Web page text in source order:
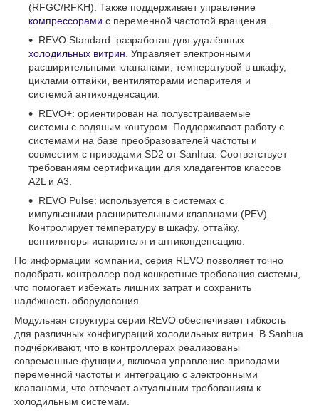
(RFGC/RFKH). Также поддерживает управление
компрессорами с переменной частотой вращения.
REVO Standard: разработан для удалённых
холодильных витрин . Управляет электронными
расширительными клапанами, температурой в шкафу,
циклами оттайки, вентиляторами испарителя и
системой антиконденсации.
REVO+: ориентирован на полувстраиваемые
системы с водяным контуром. Поддерживает работу с
системами на базе преобразователей частоты и
совместим с приводами SD2 от Sanhua. Соответствует
требованиям сертификации для хладагентов классов
A2L и A3.
REVO Pulse: используется в системах с
импульсными расширительными клапанами (PEV).
Контролирует температуру в шкафу, оттайку,
вентиляторы испарителя и антиконденсацию.
По информации компании, серия REVO позволяет точно
подобрать контроллер под конкретные требования системы,
что помогает избежать лишних затрат и сохранить
надёжность оборудования.
Модульная структура серии REVO обеспечивает гибкость
для различных конфигураций холодильных витрин. В Sanhua
подчёркивают, что в контроллерах реализованы
современные функции, включая управление приводами
переменной частоты и интеграцию с электронными
клапанами, что отвечает актуальным требованиям к
холодильным системам.